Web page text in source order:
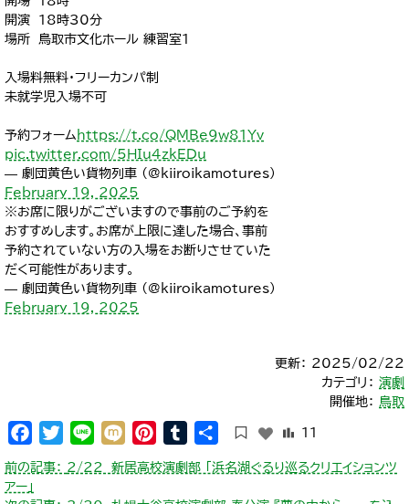
開演 18時30分
場所 鳥取市文化ホール 練習室1
入場料無料・フリーカンパ制
未就学児入場不可
予約フォーム https://t.co/QMBe9w81Yv
pic.twitter.com/5HIu4zkEDu
— 劇団黄色い貨物列車 (@kiiroikamotures)
February 19, 2025
※お席に限りがございますので事前のご予約を
おすすめします。お席が上限に達した場合、事前
予約されていない方の入場をお断りさせていた
だく可能性があります。
— 劇団黄色い貨物列車 (@kiiroikamotures)
February 19, 2025
更新： 2025/02/22
カテゴリ： 演劇
開催地： 鳥取
Facebook
Twitter
Line Mixi Pinterest
Tumblr 11
投
稿
前の記事： 2/22 新居高校演劇部 「浜名湖ぐるり巡るクリエイションツ
アー」